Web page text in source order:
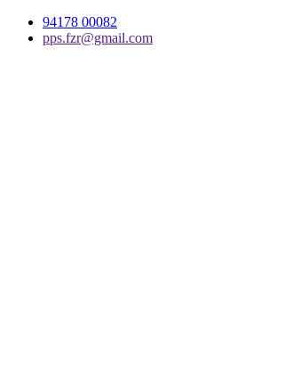
94178 00082
pps.fzr@gmail.com